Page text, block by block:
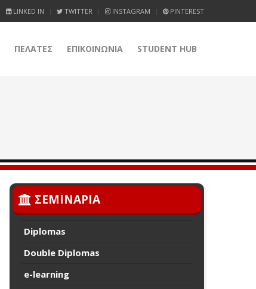
LINKED IN TWITTER INSTAGRAM PINTEREST
ΠΕΛΑΤΕΣ ΕΠΙΚΟΙΝΩΝΙΑ STUDENT HUB
ΣΕΜΙΝΑΡΙΑ
Diplomas
Double Diplomas
e-learning